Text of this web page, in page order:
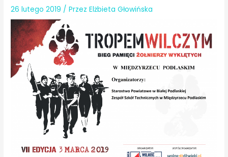
26 lutego 2019 / PrzezElżbieta Głowińska